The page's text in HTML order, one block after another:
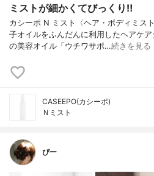
ミストが細かくてびっくり‼️
カシーポ N ミスト〈ヘア・ボディミス
子オイルをふんだんに利用したヘアケ
の美容オイル「ウチワサボ…続きを見る
CASEEPO(カシーポ)
Ｎミスト
ぴー